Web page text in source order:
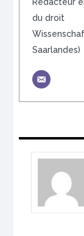
du droit
Saarlandes)